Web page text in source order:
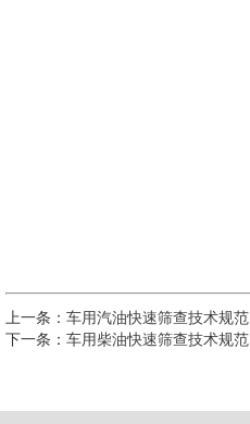
上一条： 车用汽油快速筛查技术规范
下一条： 车用柴油快速筛查技术规范